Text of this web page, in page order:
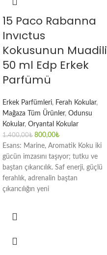
15 Paco Rabanna
Invıctus
Kokusunun Muadili
50 ml Edp Erkek
Parfümü
Erkek Parfümleri, Ferah Kokular,
Mağaza Tüm Ürünler, Odunsu
Kokular, Oryantal Kokular
1.400,00₺ 800,00₺
Esans: Marine, Aromatik Koku iki
gücün imzasını taşıyor; tutku ve
baştan çıkarıcılık. Saf enerji, güçlü
ferahlık, adrenalin baştan
çıkarıcılığın yeni